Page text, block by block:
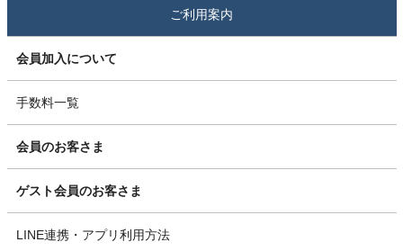
ご利用案内
会員加入について
手数料一覧
会員のお客さま
ゲスト会員のお客さま
LINE連携・アプリ利用方法